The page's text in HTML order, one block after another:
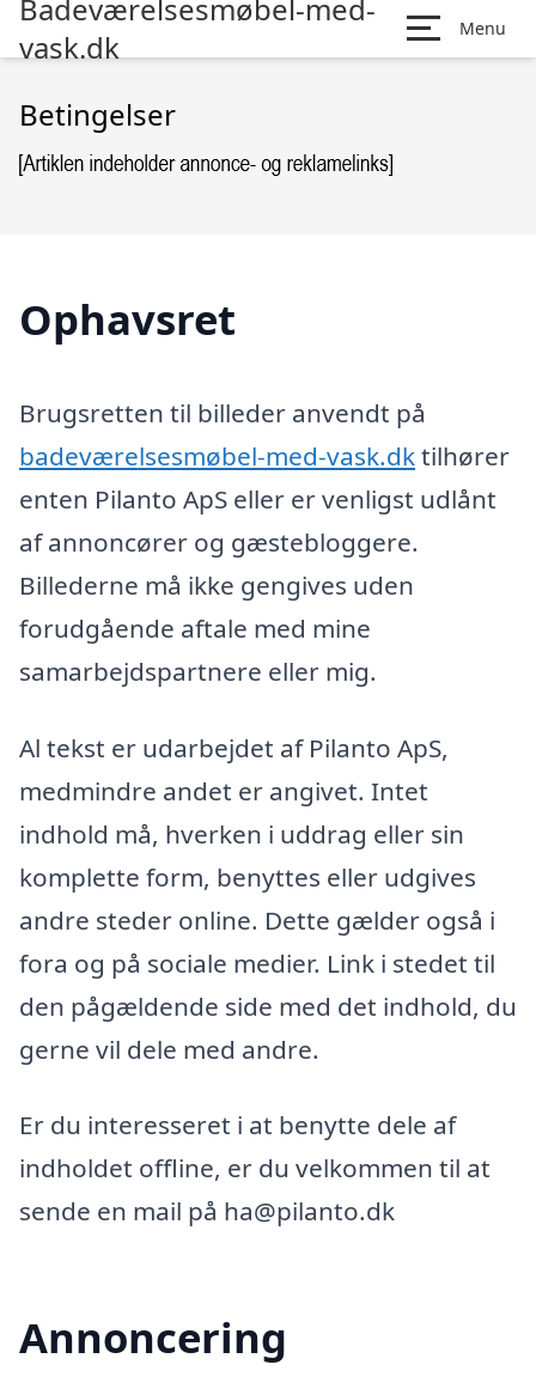
Badeværelsesmøbel-med-
vask.dk
Menu
Betingelser
Ophavsret
Brugsretten til billeder anvendt på
badeværelsesmøbel-med-vask.dktilhører
enten Pilanto ApS eller er venligst udlånt
af annoncører og gæstebloggere.
Billederne må ikke gengives uden
forudgående aftale med mine
samarbejdspartnere eller mig.
Al tekst er udarbejdet af Pilanto ApS,
medmindre andet er angivet. Intet
indhold må, hverken i uddrag eller sin
komplette form, benyttes eller udgives
andre steder online. Dette gælder også i
fora og på sociale medier. Link i stedet til
den pågældende side med det indhold, du
gerne vil dele med andre.
Er du interesseret i at benytte dele af
indholdet offline, er du velkommen til at
sende en mail på ha@pilanto.dk
Annoncering